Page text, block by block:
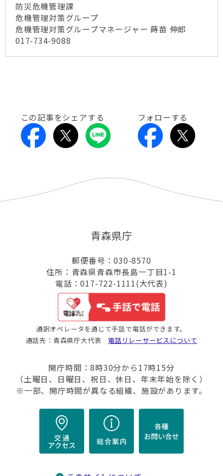
防災危機管理課
危機管理対策グループ
危機管理対策グループマネージャー 蒔苗 伸郎
017-734-9088
この記事をシェアする フォローする
青森県庁
郵便番号：030-8570
住所：青森県青森市長島一丁目1-1
電話：017-722-1111(大代表)
通訳オペレータを通じて手話で電話ができます。
通話先：青森県庁大代表 電話リレーサービスについて
開庁時間：8時30分から17時15分
（土曜日、日曜日、祝日、休日、年末年始を除く）
※一部、開庁時間が異なる組織、施設があります。